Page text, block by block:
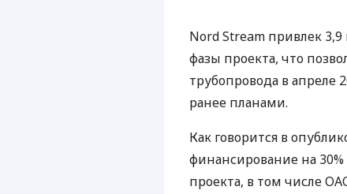
Nord Stream привлек
фазы проекта, что
трубопровода в апреле
ранее планами.
Как говорится в
финансирование на
проекта, в том числе